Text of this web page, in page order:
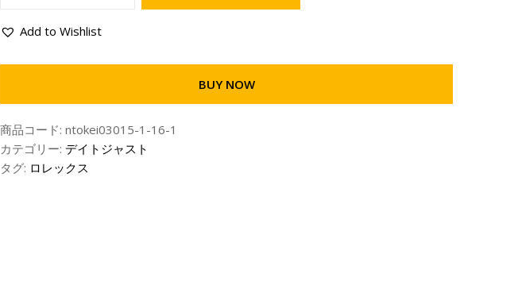
Add to Wishlist
BUY NOW
商品コード: ntokei03015-1-16-1
カテゴリー: デイトジャスト
タグ: ロレックス